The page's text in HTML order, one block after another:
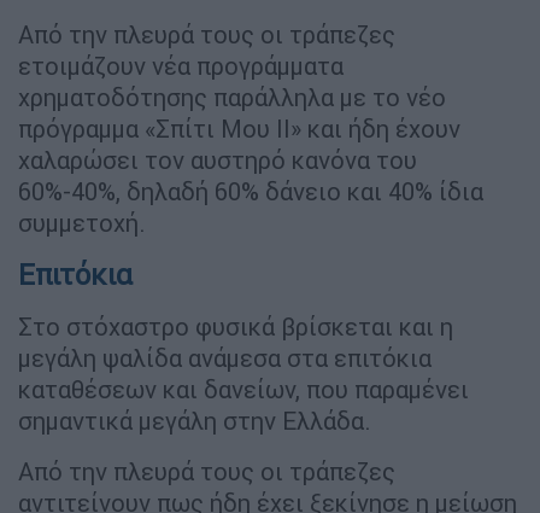
Από την πλευρά τους οι τράπεζες
ετοιμάζουν νέα προγράμματα
χρηματοδότησης παράλληλα με το νέο
πρόγραμμα «Σπίτι Μου ΙΙ» και ήδη έχουν
χαλαρώσει τον αυστηρό κανόνα του
60%-40%, δηλαδή 60% δάνειο και 40% ίδια
συμμετοχή.
Επιτόκια
Στο στόχαστρο φυσικά βρίσκεται και η
μεγάλη ψαλίδα ανάμεσα στα επιτόκια
καταθέσεων και δανείων, που παραμένει
σημαντικά μεγάλη στην Ελλάδα.
Από την πλευρά τους οι τράπεζες
αντιτείνουν πως ήδη έχει ξεκίνησε η μείωση